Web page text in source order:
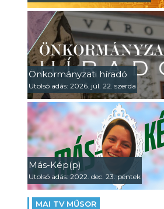
Önkormányzati híradó
Utolsó adás: 2026. júl. 22. szerda
Más-Kép(p)
Utolsó adás: 2022. dec. 23. péntek
MAI TV MŰSOR